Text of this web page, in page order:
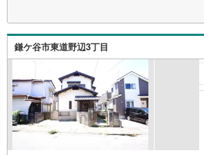
～住まい探しなら【アイリンクホーム】にお任せ
京成松戸線『二和向台』駅徒歩15分～
●八木が谷小学校 徒歩2分
●ビック・エー 徒歩8分
●ウエルシア 徒歩9分
●整形地 ●建築条件無し ●更地渡し
新婚新生活支援事業キャンペーン！対象だと最大60
※詳細はお問合せください
□■□現地内覧ツアー開催中!!□■□
（※事前に必ずお問い合わせくださいませ）
鎌ケ谷市東道野辺3丁目